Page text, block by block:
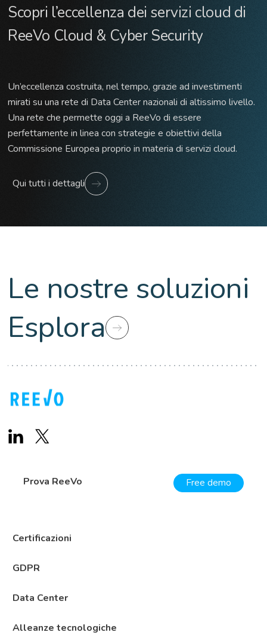
Scopri l’eccellenza dei servizi cloud di
ReeVo Cloud & Cyber Security
Un’eccellenza costruita, nel tempo, grazie ad investimenti
mirati su una rete di Data Center nazionali di altissimo livello.
Una rete che permette oggi a ReeVo di essere
perfettamente in linea con strategie e obiettivi della
Commissione Europea proprio in materia di servizi cloud.
Qui tutti i dettagli
Le nostre soluzioni
Esplora
Prova ReeVo Free demo
Certificazioni
GDPR
Data Center
Alleanze tecnologiche